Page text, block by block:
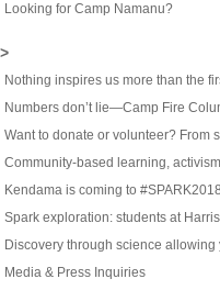
Looking for Camp Namanu?
Nothing inspires us more than the
Numbers don’t lie—Camp Fire
Want to donate or volunteer? From
Community-based learning,
Kendama is coming to
Spark exploration: students at
Discovery through science
Media & Press Inquiries